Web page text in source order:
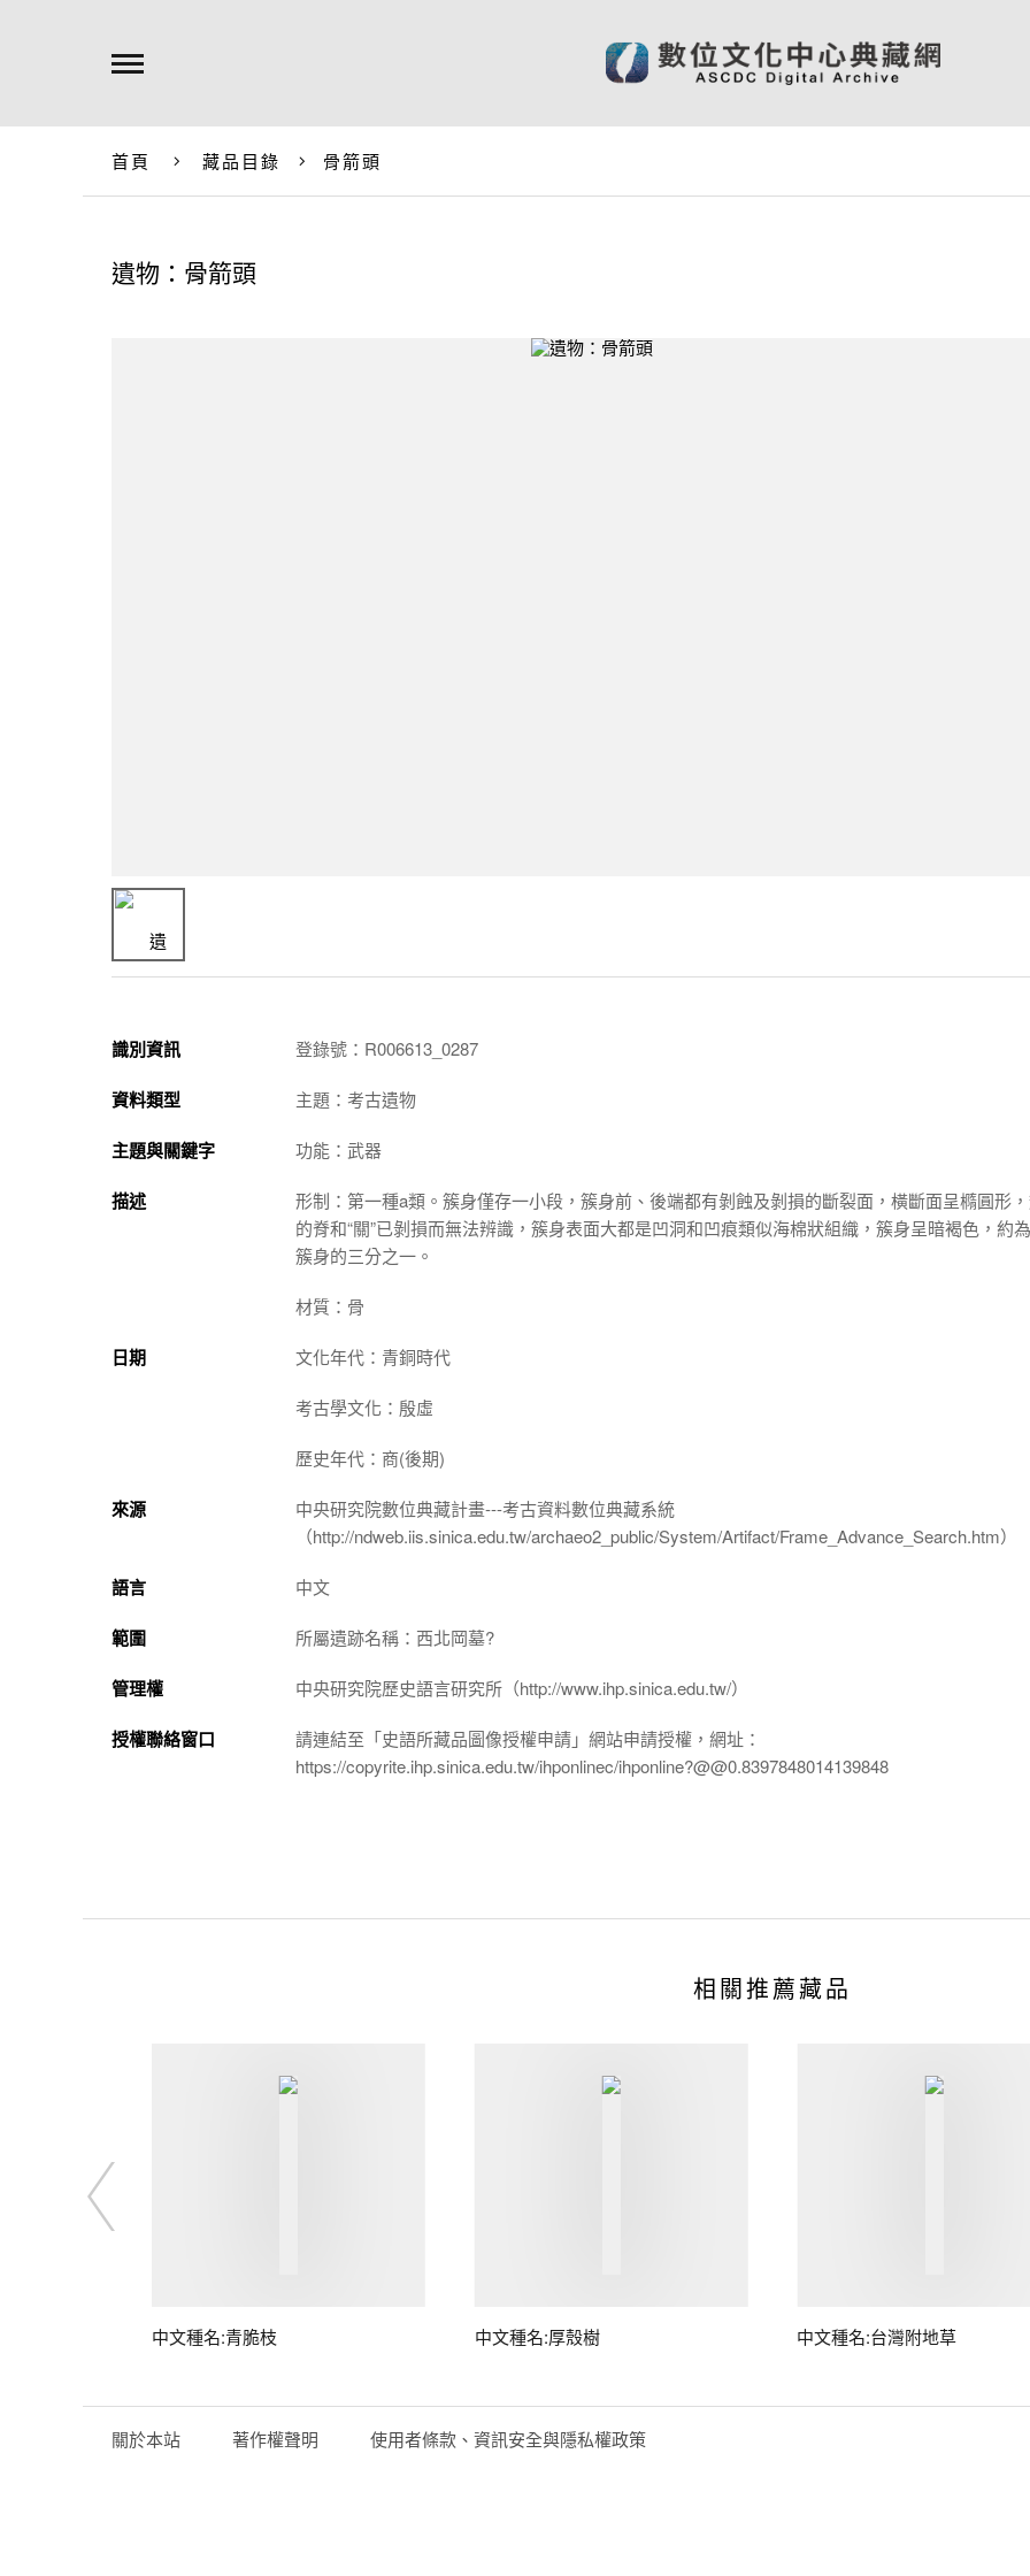
首頁 藏品目錄 骨箭頭
遺物：骨箭頭
識別資訊 登錄號：R006613_0287
資料類型 主題：考古遺物
主題與關鍵字 功能：武器
描述
形制：第一種a類。簇身僅存一小段，簇身前、後端都有剝蝕及剝損的斷裂面，橫斷面呈橢圓形
的脊和“關”已剝損而無法辨識，簇身表面大都是凹洞和凹痕類似海棉狀組織，簇身呈暗褐色，約
簇身的三分之一。
材質：骨
日期 文化年代：青銅時代
考古學文化：殷虛
歷史年代：商(後期)
來源
中央研究院數位典藏計畫---考古資料數位典藏系統
（http://ndweb.iis.sinica.edu.tw/archaeo2_public/System/Artifact/Frame_Advance_Search.htm）
語言 中文
範圍 所屬遺跡名稱：西北岡墓?
管理權 中央研究院歷史語言研究所（http://www.ihp.sinica.edu.tw/）
授權聯絡窗口
請連結至「史語所藏品圖像授權申請」網站申請授權，網址：
https://copyrite.ihp.sinica.edu.tw/ihponlinec/ihponline?@@0.8397848014139848
相關推薦藏品
中文種名:青脆枝 中文種名:厚殼樹 中文種名:台灣附地草
關於本站 著作權聲明 使用者條款、資訊安全與隱私權政策